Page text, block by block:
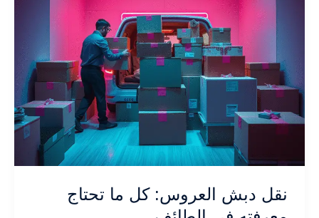
العروس
نقل دبش العروس: كل ما تحتاج